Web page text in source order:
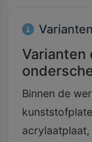
Varianten
Binnen de